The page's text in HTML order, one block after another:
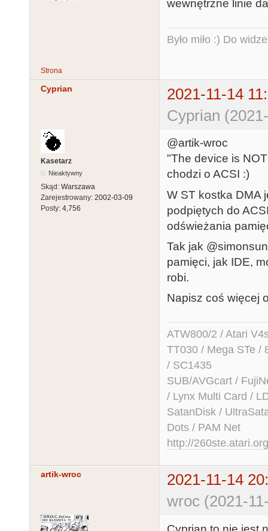
wewnętrzne linie
Było miło :) Do
Strona
Cyprian
2021-11-14
Cyprian
Kasetarz
Nieaktywny
Skąd: Warszawa
Zarejestrowany: 2002-03-09
Posty: 4,756
@artik-wroc
"The device is
chodzi o ACSI :)
W ST kostka DMA
podpiętych do
odświeżania
Tak jak
pamięci, jak IDE,
robi.
Napisz coś więcej
ATW800/2 / Atari
TT030 / Mega STe /
/ SC1435
SUB/AVGcart /
/ Lynx Multi Card /
SatanDisk /
Dots / PAM Net
http://260ste.atari.org
artik-wroc
2021-11-14
wroc (2021-